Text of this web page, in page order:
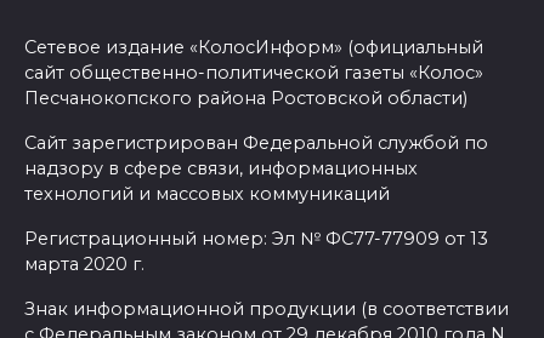
Сетевое издание «КолосИнформ» (официальный
сайт общественно-политической газеты «Колос»
Песчанокопского района Ростовской области)
Сайт зарегистрирован Федеральной службой по
надзору в сфере связи, информационных
технологий и массовых коммуникаций
Регистрационный номер: Эл № ФС77-77909 от 13
марта 2020 г.
Знак информационной продукции (в соответствии